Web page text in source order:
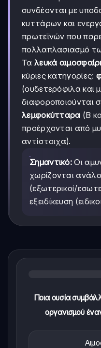
συνδέονται με
κυττάρων και
πρωτεϊνών που
πολλαπλασιασμό
Τα λευκά
κύριες κατηγορίες:
(ουδετερόφιλα και
διαφοροποιούνται
λεμφοκύτταρα (B
προέρχονται από
αντίστοιχα).
Σημαντικό: Οι
χωρίζονται
(εξωτερικοί/
εξειδίκευση
Ποια ουσία
οργανισμού